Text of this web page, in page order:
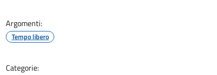
Argomenti:
Tempo libero
Categorie: